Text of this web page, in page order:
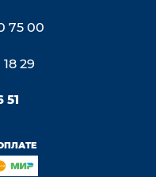
75 00
29
51